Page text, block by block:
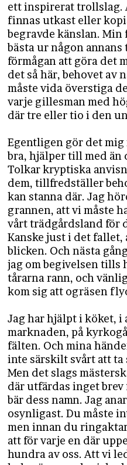
ett inspirerat trollslag.
finnas utkast eller
begravde känslan.
bästa ur någon
förmågan att göra det
det så här, behovet av
måste vida överstiga
varje gillesman med
där tre eller tio i den
Egentligen gör det
bra, hjälper till med än
Tolkar kryptiska
dem, tillfredställer
kan stanna där. Jag
grannen, att vi måste
vårt trädgårdsland för
Kanske just i det
blicken. Och nästa
jag om begivelsen tills
tårarna rann, och
kom sig att ogräsen
Jag har hjälpt i köket, i
marknaden, på
fälten. Och mina
inte särskilt svårt att ta
Men det slags
där utfärdas inget
bär dess namn. Jag
osynligast. Du måste
men innan du
att för varje en där
hundra av oss. Att vi